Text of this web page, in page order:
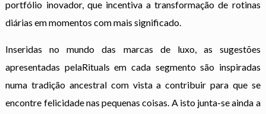
portfólio inovador, que incentiva a transformação de rotinas
diárias em momentos com mais significado.
Inseridas no mundo das marcas de luxo, as sugestões
apresentadas pelaRituals em cada segmento são inspiradas
numa tradição ancestral com vista a contribuir para que se
encontre felicidade nas pequenas coisas. A isto junta-se ainda a